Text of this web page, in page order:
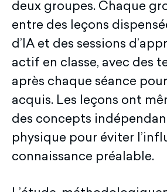
deux groupes. Chaque
entre des leçons
d’IA et des sessions
actif en classe, avec des
après chaque séance
acquis. Les leçons ont
des concepts
physique pour éviter
connaissance préalable.